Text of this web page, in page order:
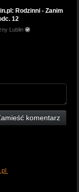
Rodzinni - Zanim
12
Lublin
komentarz